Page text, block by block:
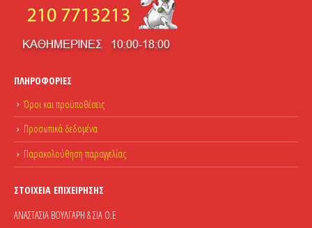
ΠΛΗΡΟΦΟΡΊΕΣ
Όροι και προϋποθέσεις
Προσωπικά δεδομένα
Παρακολούθηση παραγγελίας
ΣΤΟΙΧΕΊΑ ΕΠΙΧΕΊΡΗΣΗΣ
ΑΝΑΣΤΑΣΙΑ ΒΟΥΛΓΑΡΗ & ΣΙΑ Ο.Ε